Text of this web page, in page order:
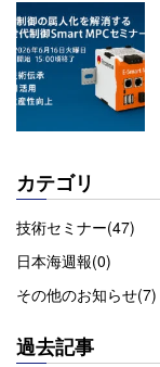
カテゴリ
技術セミナー(47)
日本海週報(0)
その他のお知らせ(7)
過去記事